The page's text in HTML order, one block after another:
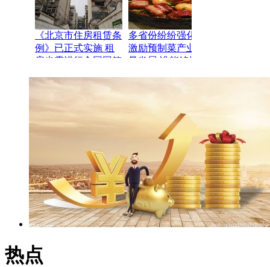
《北京市住房租赁条
例》已正式实施 租
房也需进行合同网签
多省份纷纷强化政策
激励预制菜产业高质
量发展 谁能够拔得
热点